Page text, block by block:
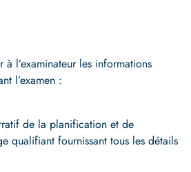
l’examinateur les informations
l’examen :
de la planification et de
qualifiant fournissant tous les détails